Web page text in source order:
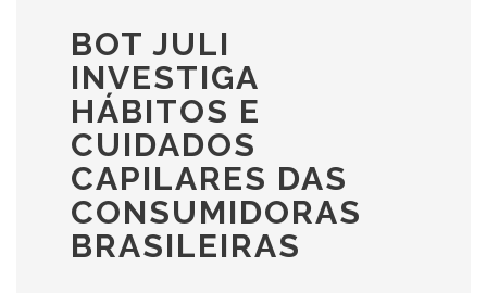
BOT JULI
INVESTIGA
HÁBITOS E
CUIDADOS
CAPILARES DAS
CONSUMIDORAS
BRASILEIRAS